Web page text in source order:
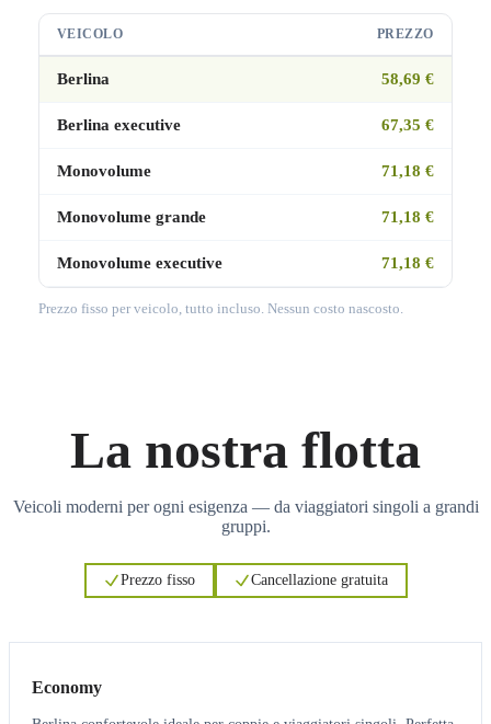
VEICOLO PREZZO
Berlina 58,69 €
Berlina executive 67,35 €
Monovolume 71,18 €
Monovolume grande 71,18 €
Monovolume executive 71,18 €
Prezzo fisso per veicolo, tutto incluso. Nessun costo nascosto.
La nostra flotta
Veicoli moderni per ogni esigenza — da viaggiatori singoli a grandi
gruppi.
Prezzo fisso Cancellazione gratuita
Economy